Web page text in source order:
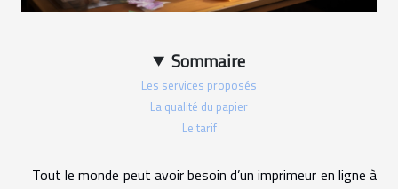
Sommaire
Les services proposés
La qualité du papier
Le tarif
Tout le monde peut avoir besoin d’un imprimeur en ligne à